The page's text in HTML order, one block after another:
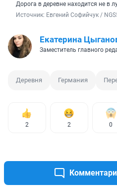
Дорога в деревне находится не в
Источник: Евгений Софийчук /
Екатерина
Заместитель главного
Деревня Германия
2 2 0